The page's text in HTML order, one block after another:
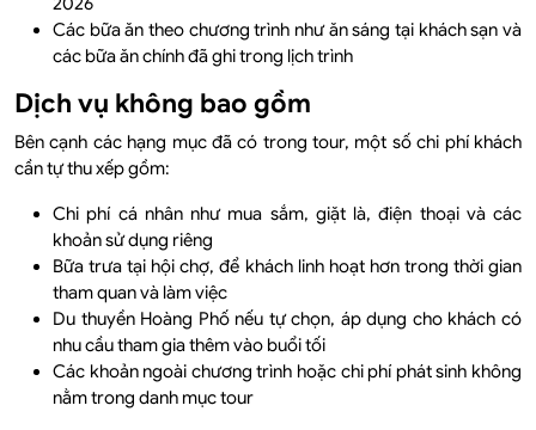
Các bữa ăn theo chương trình như ăn sáng tại khách sạn và
các bữa ăn chính đã ghi trong lịch trình
Dịch vụ không bao gồm
Bên cạnh các hạng mục đã có trong tour, một số chi phí khách
cần tự thu xếp gồm:
Chi phí cá nhân như mua sắm, giặt là, điện thoại và các
khoản sử dụng riêng
Bữa trưa tại hội chợ, để khách linh hoạt hơn trong thời gian
tham quan và làm việc
Du thuyền Hoàng Phố nếu tự chọn, áp dụng cho khách có
nhu cầu tham gia thêm vào buổi tối
Các khoản ngoài chương trình hoặc chi phí phát sinh không
nằm trong danh mục tour